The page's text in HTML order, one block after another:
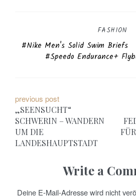
FASHION
Nike Men's Solid Swim Briefs
Speedo Endurance+
B
e
i
previous post
„SEENSUCHT“
SCHWERIN – WANDERN
UM DIE
LANDESHAUPTSTADT
Write a
Deine E-Mail-Adresse wird nicht